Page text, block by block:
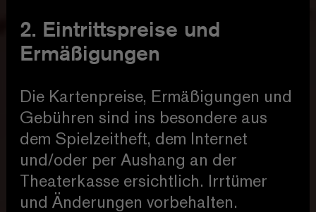
2. Eintrittspreise und
Ermäßigungen
Die Kartenpreise, Ermäßigungen und
Gebühren sind ins besondere aus
dem Spielzeitheft, dem Internet
und/oder per Aushang an der
Theaterkasse ersichtlich. Irrtümer
und Änderungen vorbehalten.